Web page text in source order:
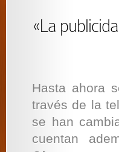
«La
Hasta ahora
través de la
se han
cuentan